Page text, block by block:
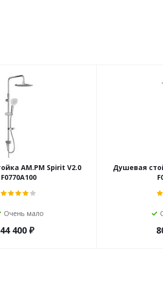
AM.PM Spirit V2.0
F0770A100
Очень мало
44 400 ₽
Душевая